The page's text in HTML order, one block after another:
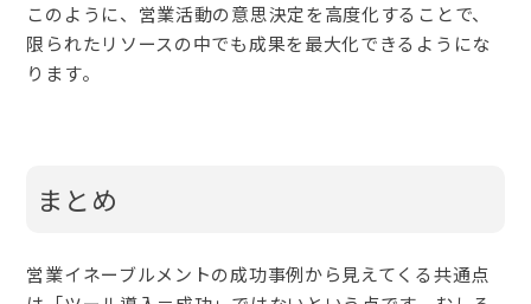
このように、営業活動の意思決定を高度化することで、
限られたリソースの中でも成果を最大化できるようにな
ります。
まとめ
営業イネーブルメントの成功事例から見えてくる共通点